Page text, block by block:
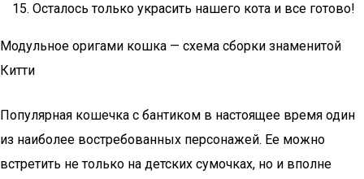
Осталось только украсить нашего кота и все готово!
Модульное оригами кошка — схема сборки знаменитой
Китти
Популярная кошечка с бантиком в настоящее время один
из наиболее востребованных персонажей. Ее можно
встретить не только на детских сумочках, но и вполне